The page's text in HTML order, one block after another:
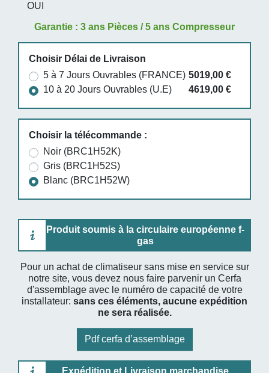
OUI
Garantie : 3 ans Pièces / 5 ans Compresseur
Choisir Délai de Livraison
5 à 7 Jours Ouvrables (FRANCE) 5019,00 €
10 à 20 Jours Ouvrables (U.E)
4619,00 €
Choisir la télécommande :
Noir (BRC1H52K)
Gris (BRC1H52S)
Blanc (BRC1H52W)
Produit soumis à la circulaire européenne f-
gas
Pour un achat de climatiseur sans mise en service sur
notre site, vous devez nous faire parvenir un Cerfa
d'assemblage avec le numéro de capacité de votre
installateur: sans ces éléments, aucune expédition
ne sera réalisée.
Pdf cerfa d’assemblage
Expédition et Livraison marchandise